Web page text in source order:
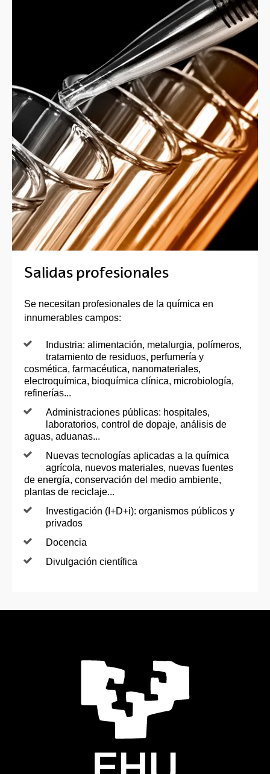
Salidas profesionales
Se necesitan profesionales de la química en
innumerables campos:
Industria: alimentación, metalurgia, polímeros,
tratamiento de residuos, perfumería y
cosmética, farmacéutica, nanomateriales,
electroquímica, bioquímica clínica, microbiología,
refinerías...
Administraciones públicas: hospitales,
laboratorios, control de dopaje, análisis de
aguas, aduanas...
Nuevas tecnologías aplicadas a la química
agrícola, nuevos materiales, nuevas fuentes
de energía, conservación del medio ambiente,
plantas de reciclaje...
Investigación (I+D+i): organismos públicos y
privados
Docencia
Divulgación científica